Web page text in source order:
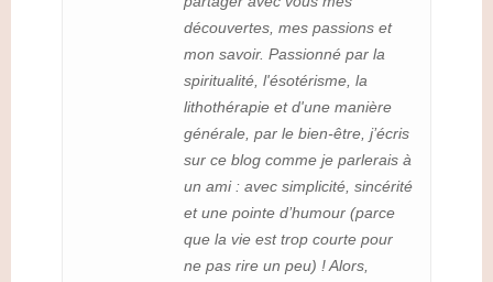
découvertes, mes passions et
mon savoir. Passionné par la
spiritualité, l'ésotérisme, la
lithothérapie et d'une manière
générale, par le bien-être, j’écris
sur ce blog comme je parlerais à
un ami : avec simplicité, sincérité
et une pointe d’humour (parce
que la vie est trop courte pour
ne pas rire un peu) ! Alors,